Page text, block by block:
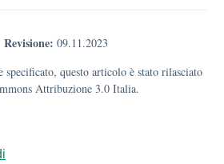
Revisione: 09.11.2023
specificato, questo articolo è stato rilasciato
Attribuzione 3.0 Italia.